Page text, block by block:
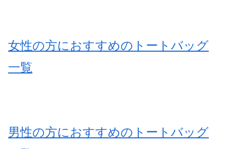
女性の方におすすめのトートバッグ
一覧
男性の方におすすめのトートバッグ